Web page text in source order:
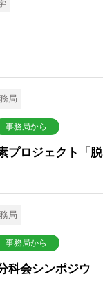
局
事務局から
プロジェクト「脱
局
事務局から
科会シンポジウ